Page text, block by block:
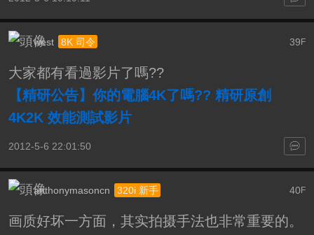
39 F
west 8K 司令
大家都有看過影片了嗎??
【精研公告】你的電腦4K了嗎?? 精研原創
4K2K 效能測試影片
2012-5-6 22:01:50
40F
anthonymasoncn 320i 新手
画质好坏一方面，其实拍摄手法也非常重要的。